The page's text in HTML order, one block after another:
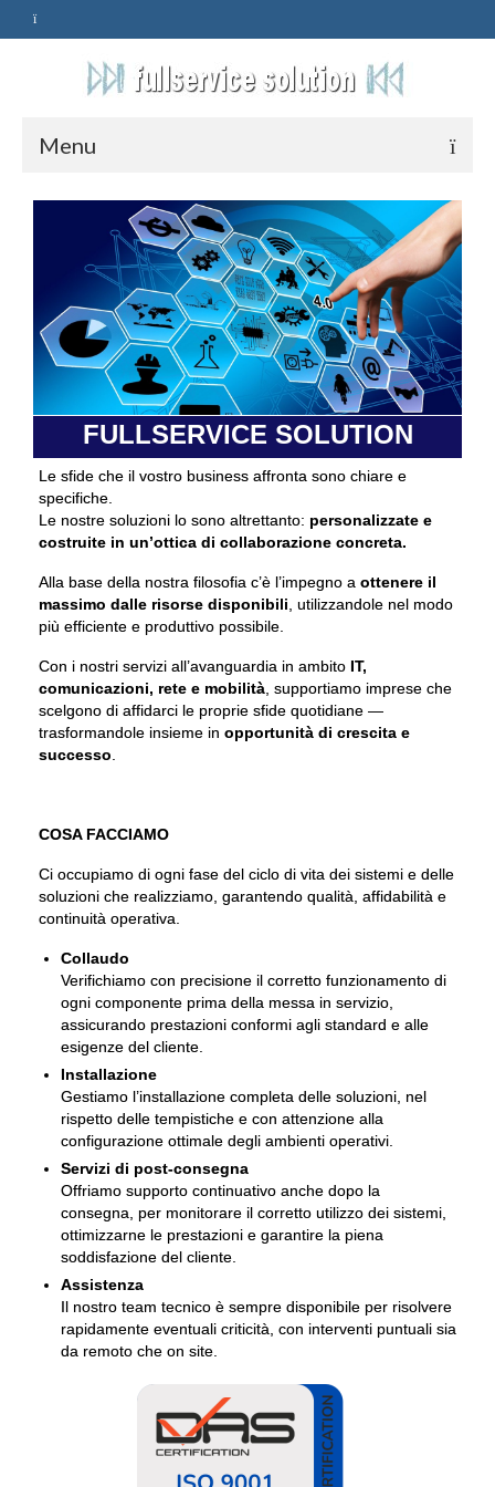
Menu
HOME
ASSISTENZA
POLITICA
Qualità
PRIVACY
CONTATTI
FULLSERVICE SOLUTION
Le sfide che il vostro business affronta sono chiare e
specifiche.
Le nostre soluzioni lo sono altrettanto: personalizzate e
costruite in un’ottica di collaborazione concreta.
Alla base della nostra filosofia c’è l’impegno a ottenere il
massimo dalle risorse disponibili , utilizzandole nel modo
più efficiente e produttivo possibile.
Con i nostri servizi all’avanguardia in ambito IT,
comunicazioni, rete e mobilità , supportiamo imprese che
scelgono di affidarci le proprie sfide quotidiane —
trasformandole insieme in opportunità di crescita e
successo
COSA FACCIAMO
Ci occupiamo di ogni fase del ciclo di vita dei sistemi e delle
soluzioni che realizziamo, garantendo qualità, affidabilità e
continuità operativa.
Collaudo
Verifichiamo con precisione il corretto funzionamento di
ogni componente prima della messa in servizio,
assicurando prestazioni conformi agli standard e alle
esigenze del cliente.
Installazione
Gestiamo l’installazione completa delle soluzioni, nel
rispetto delle tempistiche e con attenzione alla
configurazione ottimale degli ambienti operativi.
Servizi di post-consegna
Offriamo supporto continuativo anche dopo la
consegna, per monitorare il corretto utilizzo dei sistemi,
ottimizzarne le prestazioni e garantire la piena
soddisfazione del cliente.
Assistenza
Il nostro team tecnico è sempre disponibile per risolvere
rapidamente eventuali criticità, con interventi puntuali sia
da remoto che on site.